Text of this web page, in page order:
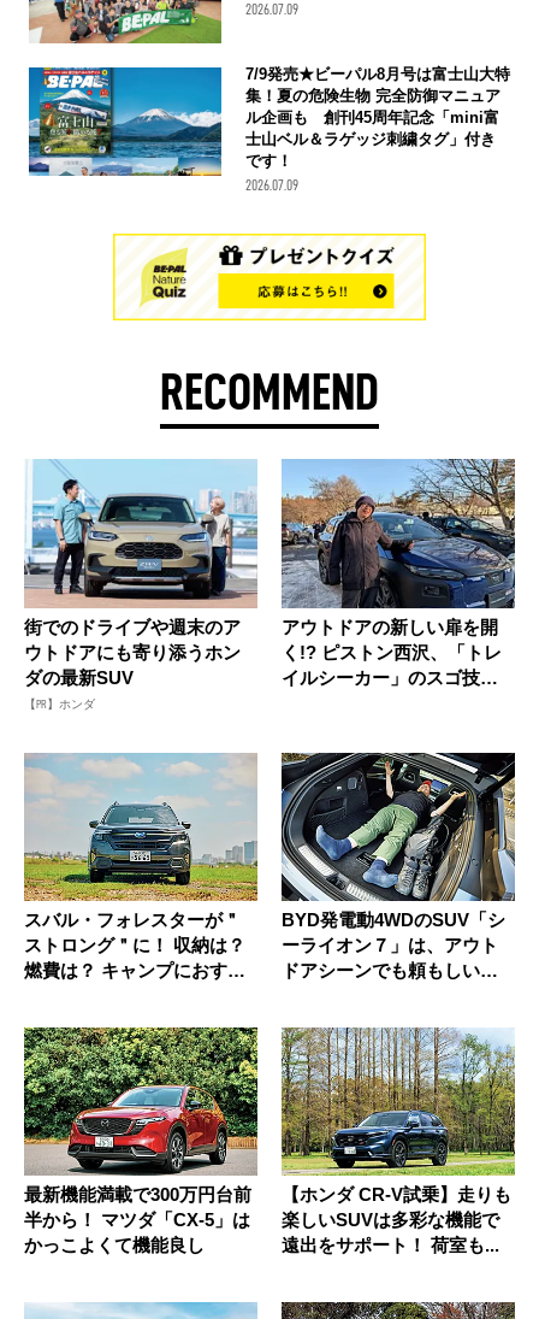
2026.07.09
7/9発売★ビーパル8月号は富士山大特
集！夏の危険生物 完全防御マニュア
ル企画も 創刊45周年記念「mini富
士山ベル＆ラゲッジ刺繍タグ」付き
です！
2026.07.09
RECOMMEND
街でのドライブや週末のア
ウトドアにも寄り添うホン
ダの最新SUV
【PR】ホンダ
アウトドアの新しい扉を開
く!? ピストン西沢、「トレ
イルシーカー」のスゴ技を
スバル・フォレスターが＂
ストロング＂に！ 収納は？
燃費は？ キャンプにおすす
BYD発電動4WDのSUV「シ
ーライオン７」は、アウト
ドアシーンでも頼もしい存
最新機能満載で300万円台前
半から！ マツダ「CX-5」は
かっこよくて機能良し
【ホンダ CR-V試乗】走りも
楽しいSUVは多彩な機能で
遠出をサポート！ 荷室も...